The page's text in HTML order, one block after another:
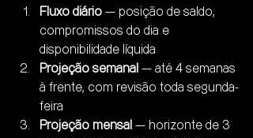
Fluxo diário — posição de saldo,
compromissos do dia e
disponibilidade líquida
Projeção semanal — até 4 semanas
à frente, com revisão toda segunda-
feira
Projeção mensal — horizonte de 3